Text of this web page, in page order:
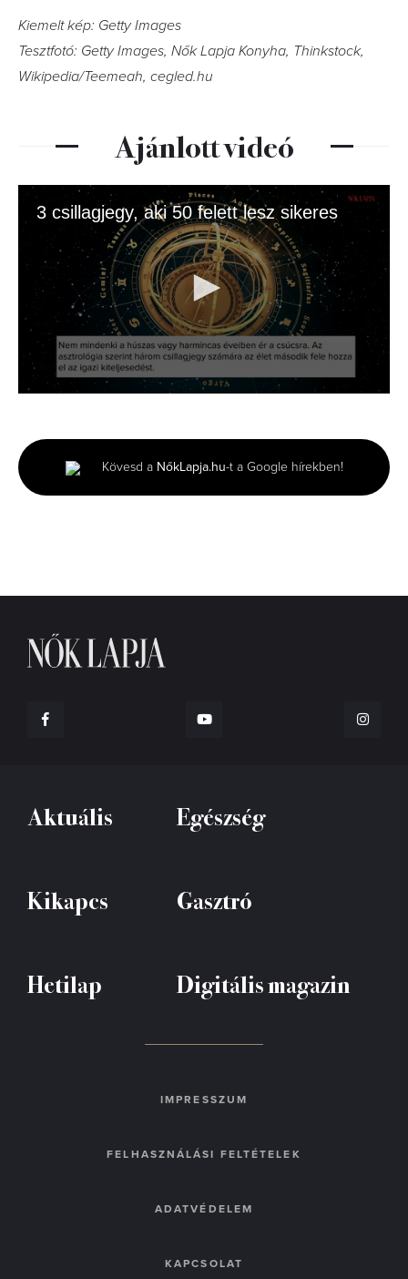
Kiemelt kép: Getty Images
Tesztfotó: Getty Images, Nők Lapja Konyha, Thinkstock,
Wikipedia/Teemeah, cegled.hu
Ajánlott videó
3 csillagjegy, aki 50 felett lesz sikeres
minute,
14
seconds
Kövesd a NőkLapja.hu-t a Google hírekben!
Aktuális Egészség
Kikapcs Gasztró
Hetilap Digitális magazin
IMPRESSZUM
FELHASZNÁLÁSI FELTÉTELEK
ADATVÉDELEM
KAPCSOLAT